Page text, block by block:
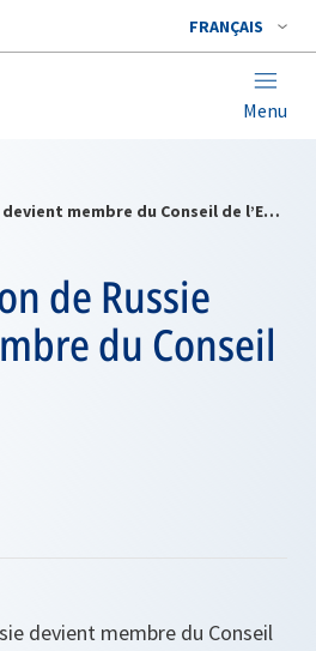
FRANÇAIS
Menu
La Fédération de Russie devient membre du Conseil de l’Europe
de Russie
du Conseil
devient membre du Conseil